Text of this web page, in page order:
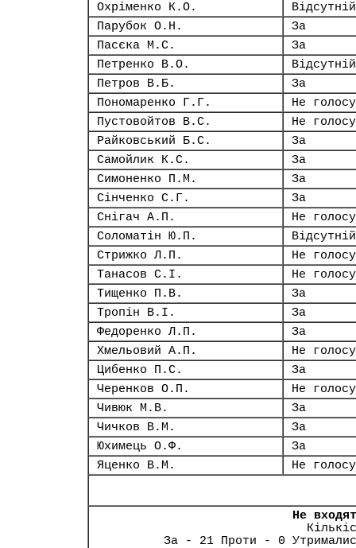
Охріменко К.О.
Відсутній
Парубок О.Н.
За
Пасєка М.С.
За
Петренко В.О.
Відсутній
Петров В.Б.
За
Пономаренко Г.Г.
Не
Пустовойтов В.С.
Не
Райковський Б.С.
За
Самойлик К.С.
За
Симоненко П.М.
За
Сінченко С.Г.
За
Снігач А.П.
Не
Соломатін Ю.П.
Відсутній
Стрижко Л.П.
Не
Танасов С.І.
Не
Тищенко П.В.
За
Тропін В.І.
За
Федоренко Л.П.
За
Хмельовий А.П.
Не
Цибенко П.С.
За
Черенков О.П.
Не
Чивюк М.В.
За
Чичков В.М.
За
Юхимець О.Ф.
За
Яценко В.М.
Не
Не
За - 21 Проти - 0